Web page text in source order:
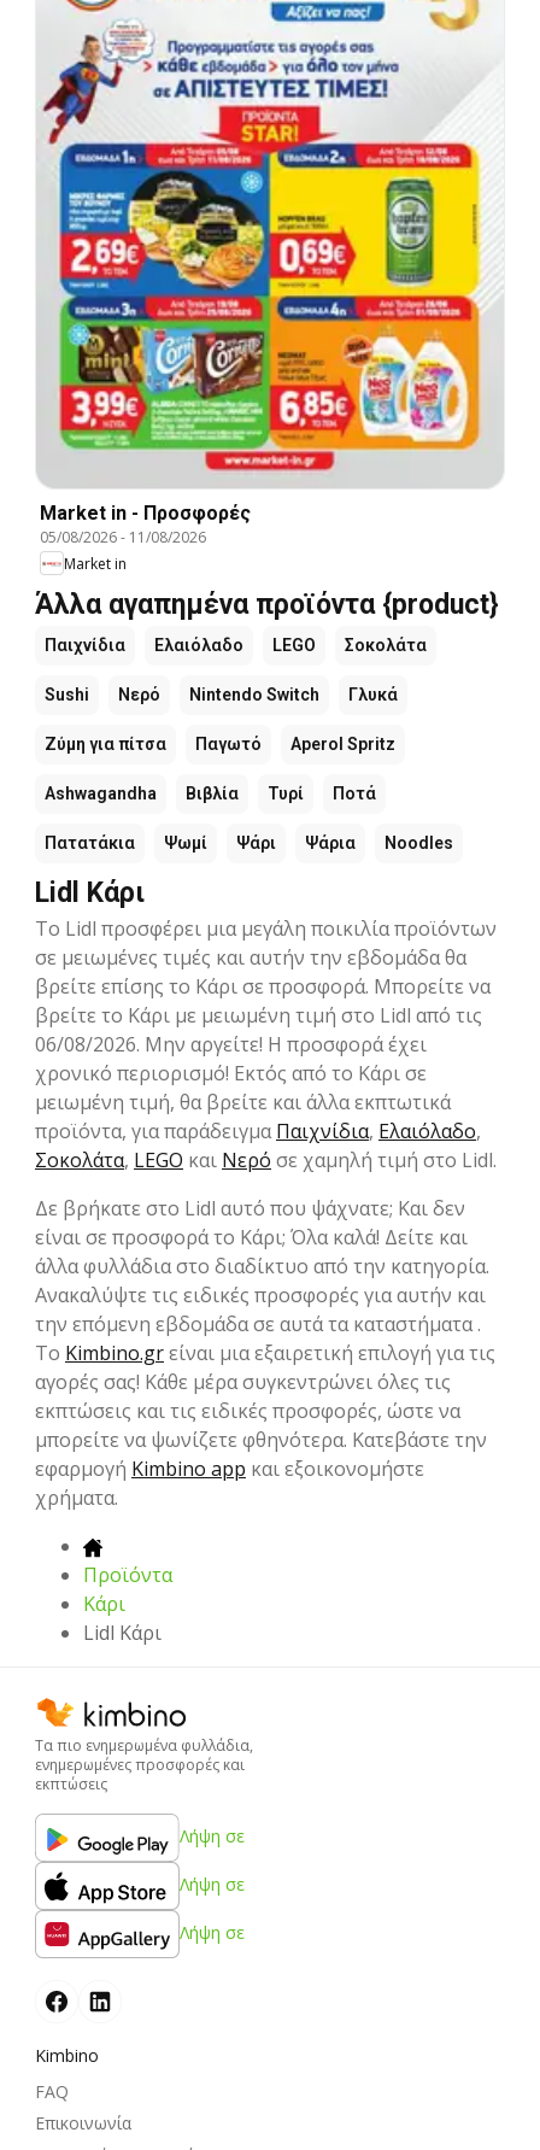
Market in - Προσφορές
05/08/2026- 11/08/2026
Market in
Άλλα αγαπημένα προϊόντα {product}
Παιχνίδια Ελαιόλαδο LEGO Σοκολάτα
Sushi Νερό Nintendo Switch Γλυκά
Ζύμη για πίτσα Παγωτό Aperol Spritz
Ashwagandha Βιβλία Τυρί Ποτά
Πατατάκια Ψωμί Ψάρι Ψάρια Noodles
Lidl Κάρι
Το Lidl προσφέρει μια μεγάλη ποικιλία προϊόντων
σε μειωμένες τιμές και αυτήν την εβδομάδα θα
βρείτε επίσης το Κάρι σε προσφορά. Μπορείτε να
βρείτε το Κάρι με μειωμένη τιμή στο Lidl από τις
06/08/2026. Μην αργείτε! Η προσφορά έχει
χρονικό περιορισμό! Εκτός από το Κάρι σε
μειωμένη τιμή, θα βρείτε και άλλα εκπτωτικά
προϊόντα, για παράδειγμαΠαιχνίδια, Ελαιόλαδο,
Σοκολάτα, LEGO και Νερό σε χαμηλή τιμή στο Lidl.
Δε βρήκατε στο Lidl αυτό που ψάχνατε; Και δεν
είναι σε προσφορά το Κάρι; Όλα καλά! Δείτε και
άλλα φυλλάδια στο διαδίκτυο από την κατηγορία.
Ανακαλύψτε τις ειδικές προσφορές για αυτήν και
την επόμενη εβδομάδα σε αυτά τα καταστήματα .
Το Kimbino.grείναι μια εξαιρετική επιλογή για τις
αγορές σας! Κάθε μέρα συγκεντρώνει όλες τις
εκπτώσεις και τις ειδικές προσφορές, ώστε να
μπορείτε να ψωνίζετε φθηνότερα. Κατεβάστε την
εφαρμογή Kimbino app και εξοικονομήστε
χρήματα.
Προϊόντα
Κάρι
Lidl Κάρι
Τα πιο ενημερωμένα φυλλάδια,
ενημερωμένες προσφορές και
εκπτώσεις
Λήψη σε
Λήψη σε
Λήψη σε
Kimbino
FAQ
Επικοινωνία